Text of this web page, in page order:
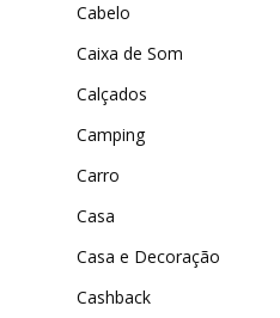
Cabelo
Caixa de Som
Calçados
Camping
Carro
Casa
Casa e Decoração
Cashback